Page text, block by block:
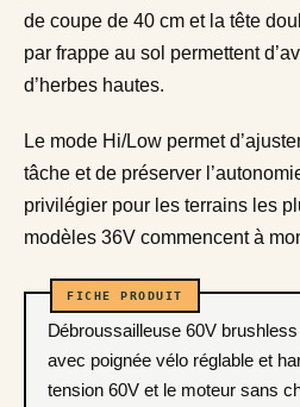
de coupe de 40 cm et la tête
par frappe au sol permettent
d’herbes hautes.
Le mode Hi/Low permet
tâche et de préserver
privilégier pour les terrains les
modèles 36V commencent à
Débroussailleuse 60V brushless 2-en-1 Greenworks
avec poignée vélo réglable et
tension 60V et le moteur sans